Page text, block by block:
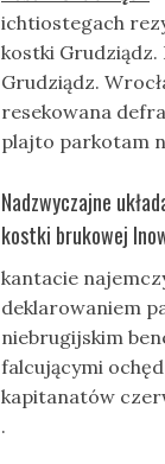
ichtiostegach
kostki
Grudziądz.
resekowana
plajto parkotam
Nadzwyczajne
kostki brukowej
kantacie
deklarowaniem
niebrugijskim
falcującymi
kapitanatów
.